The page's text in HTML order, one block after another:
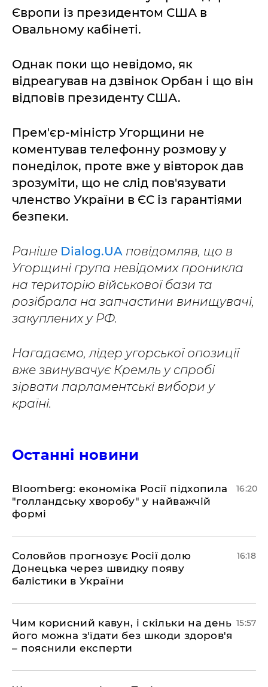
Європи із президентом США в
Овальному кабінеті.
Однак поки що невідомо, як
відреагував на дзвінок Орбан і що він
відповів президенту США.
Прем'єр-міністр Угорщини не
коментував телефонну розмову у
понеділок, проте вже у вівторок дав
зрозуміти, що не слід пов'язувати
членство України в ЄС із гарантіями
безпеки.
Раніше Dialog.UA повідомляв, що в
Угорщині група невідомих проникла
на територію військової бази та
розібрала на запчастини винищувачі,
закуплених у РФ.
Нагадаємо, лідер угорської опозиції
вже звинувачує Кремль у спробі
зірвати парламентські вибори у
країні.
Останні новини
Bloomberg: економіка Росії підхопила
"голландську хворобу" у найважчій
формі
16:20
Соловйов прогнозує Росії долю
Донецька через швидку появу
балістики в України
16:18
Чим корисний кавун, і скільки на день
його можна з'їдати без шкоди здоров'я
– пояснили експерти
15:57